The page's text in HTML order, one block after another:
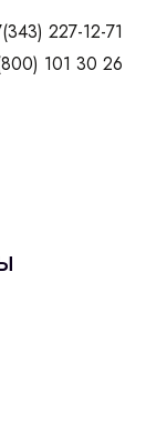
227-12-71
101 30 26